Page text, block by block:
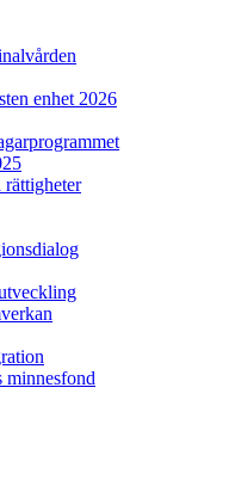
enhet 2026
rättigheter
minnesfond